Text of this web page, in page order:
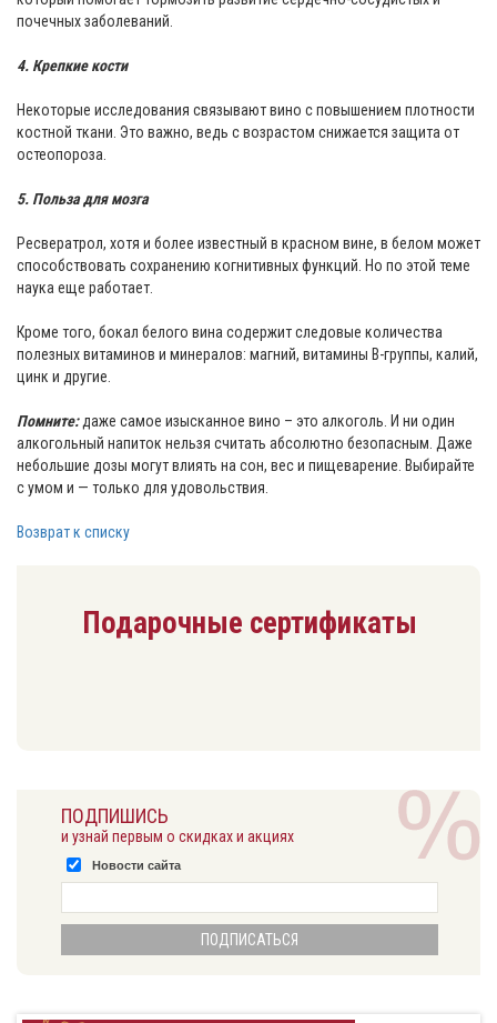
почечных заболеваний.
4. Крепкие кости
Некоторые исследования связывают вино с повышением плотности
костной ткани. Это важно, ведь с возрастом снижается защита от
остеопороза.
5. Польза для мозга
Ресвератрол, хотя и более известный в красном вине, в белом может
способствовать сохранению когнитивных функций. Но по этой теме
наука еще работает.
Кроме того, бокал белого вина содержит следовые количества
полезных витаминов и минералов: магний, витамины B-группы, калий,
цинк и другие.
Помните:даже самое изысканное вино – это алкоголь. И ни один
алкогольный напиток нельзя считать абсолютно безопасным. Даже
небольшие дозы могут влиять на сон, вес и пищеварение. Выбирайте
с умом и — только для удовольствия.
Возврат к списку
Подарочные сертификаты
ПОДПИШИСЬ
и узнай первым о скидках и акциях
Новости сайта